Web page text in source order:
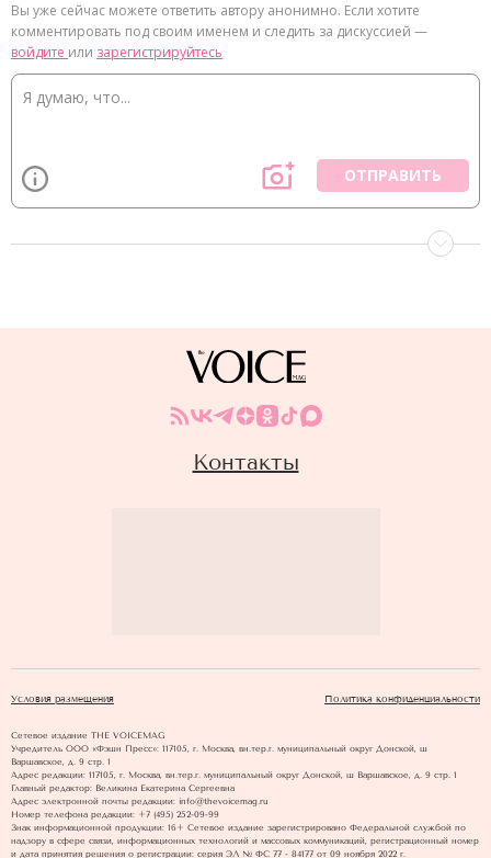
Вы уже сейчас можете ответить автору анонимно. Если хотите
комментировать под своим именем и следить за дискуссией —
войдите или зарегистрируйтесь
ОТПРАВИТЬ
Контакты
Условия размещения Политика конфиденциальности
Сетевое издание THE VOICEMAG
Учредитель ООО «Фэшн Пресс»: 117105, г. Москва, вн.тер.г. муниципальный округ Донской, ш
Варшавское, д. 9 стр. 1
Адрес редакции: 117105, г. Москва, вн.тер.г. муниципальный округ Донской, ш Варшавское, д. 9 стр. 1
Главный редактор: Великина Екатерина Сергеевна
Адрес электронной почты редакции: info@thevoicemag.ru
Номер телефона редакции: +7 (495) 252-09-99
Знак информационной продукции: 16+ Cетевое издание зарегистрировано Федеральной службой по
надзору в сфере связи, информационных технологий и массовых коммуникаций, регистрационный номер
и дата принятия решения о регистрации: серия ЭЛ № ФС 77 - 84177 от 09 ноября 2022 г.